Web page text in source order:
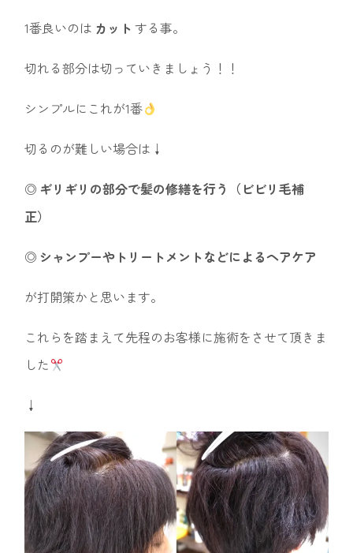
1番良いのは カット する事。
切れる部分は切っていきましょう！！
シンプルにこれが1番
切るのが難しい場合は↓
◎ ギリギリの部分で髪の修繕を行う（ビビリ毛補
正）
◎ シャンプーやトリートメントなどによるヘアケア
が打開策かと思います。
これらを踏まえて先程のお客様に施術をさせて頂きま
した
↓